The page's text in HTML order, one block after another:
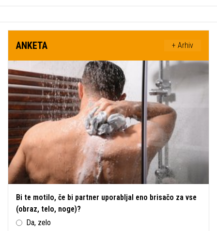
ANKETA + Arhiv
Bi te motilo, če bi partner uporabljal eno brisačo za vse
(obraz, telo, noge)?
Da, zelo